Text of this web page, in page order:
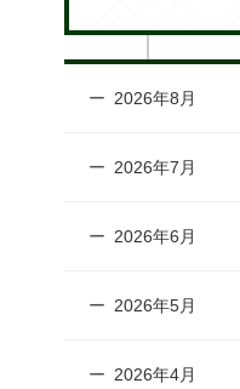
2026年8月
2026年7月
2026年6月
2026年5月
2026年4月